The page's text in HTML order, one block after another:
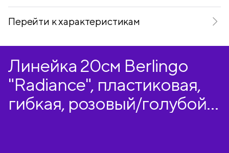
Перейти к характеристикам
Линейка 20см Berlingo
"Radiance", пластиковая,
гибкая, розовый/голубой